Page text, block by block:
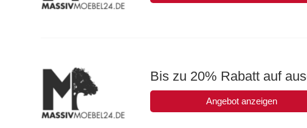
Bis zu 20% Rabatt auf
Angebot anzeigen